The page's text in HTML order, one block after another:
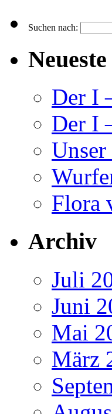
Suchen nach:
Der I
Der I
Flora
Archiv
Juli
Juni
Mai
März